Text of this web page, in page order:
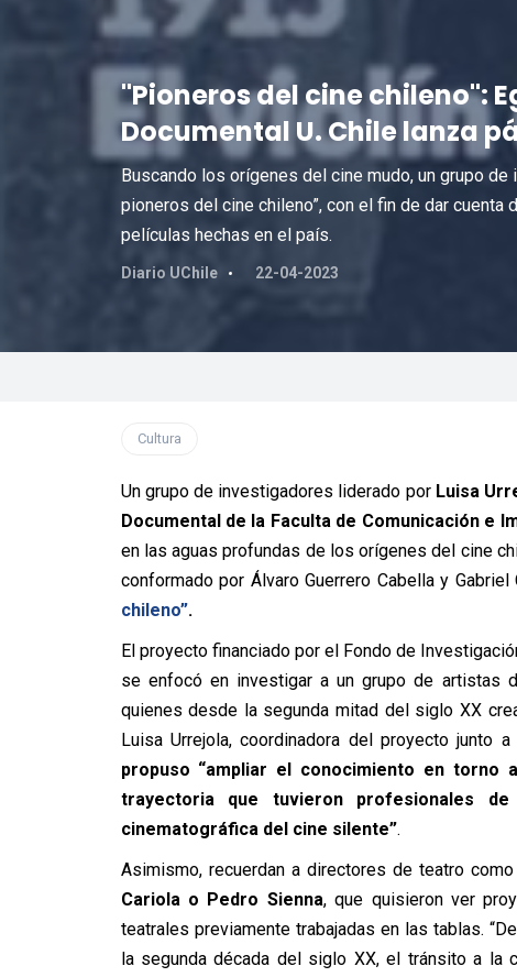
"Pioneros del cine chileno":
Documental U. Chile lanza
Buscando los orígenes del cine mudo, un grupo
pioneros del cine chileno”, con el fin de dar
películas hechas en el país.
Diario UChile 22-04-2023
Cultura
Un grupo de investigadores liderado porLuisa
Documental de la Faculta de Comunicación e
en las aguas profundas de los orígenes del cine
conformado por Álvaro Guerrero Cabella y Gabriel
chileno”.
El proyecto financiado por el Fondo de
se enfocó en investigar a un grupo de artistas
quienes desde la segunda mitad del siglo XX
Luisa Urrejola, coordinadora del proyecto junto
propuso “ampliar el conocimiento en
trayectoria que tuvieron profesionales
cinematográfica del cine silente”.
Asimismo, recuerdan a directores de teatro como
Cariola o Pedro Sienna, que quisieron ver
teatrales previamente trabajadas en las tablas.
la segunda década del siglo XX, el tránsito a la